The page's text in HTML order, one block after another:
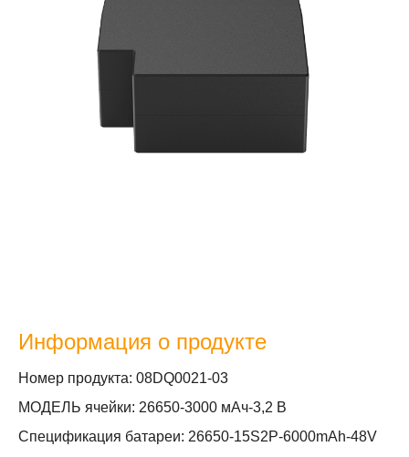
Информация о продукте
Номер продукта: 08DQ0021-03
МОДЕЛЬ ячейки: 26650-3000 мАч-3,2 В
Спецификация батареи: 26650-15S2P-6000mAh-48V